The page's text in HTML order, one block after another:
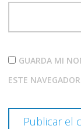
GUARDA MI
ESTE